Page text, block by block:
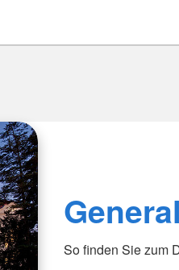
So finden Sie zum